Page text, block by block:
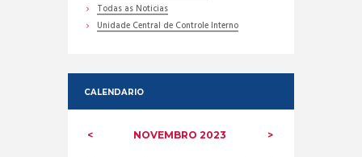
Todas as Noticias
Unidade Central de Controle Interno
CALENDARIO
NOVEMBRO2023